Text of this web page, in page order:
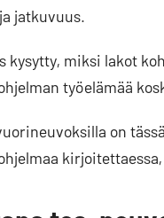
jatkuvuus.
kysytty, miksi lakot
työelämää
on